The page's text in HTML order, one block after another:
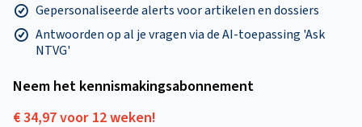
Gepersonaliseerde alerts voor artikelen en dossiers
Antwoorden op al je vragen via de AI-toepassing 'Ask
NTVG'
Neem het kennismakings­abonnement
€ 34,97 voor 12 weken!